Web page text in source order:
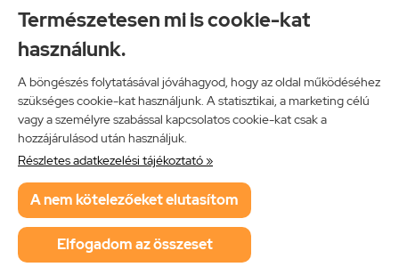
Természetesen mi is cookie-kat
használunk.
A böngészés folytatásával jóváhagyod, hogy az oldal működéséhez
szükséges cookie-kat használjunk. A statisztikai, a marketing célú
vagy a személyre szabással kapcsolatos cookie-kat csak a
hozzájárulásod után használjuk.
Részletes adatkezelési tájékoztató »
A nem kötelezőeket elutasítom
Elfogadom az összeset
Hírlevél
Impresszum
Vissza a főoldalra
Neon Music Hungary Bt.
ÁSZF
Adatkezelési tájékoztató